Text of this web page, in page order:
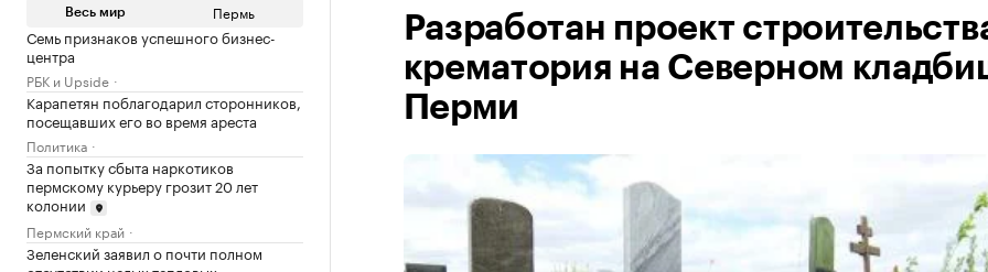
Весь мир Пермь
Семь признаков успешного бизнес-
центра
РБК и Upside
Карапетян поблагодарил сторонников,
посещавших его во время ареста
Политика
За попытку сбыта наркотиков
пермскому курьеру грозит 20 лет
колонии
Пермский край
Зеленский заявил о почти полном
Разработан проект
крематория на Северном
Перми